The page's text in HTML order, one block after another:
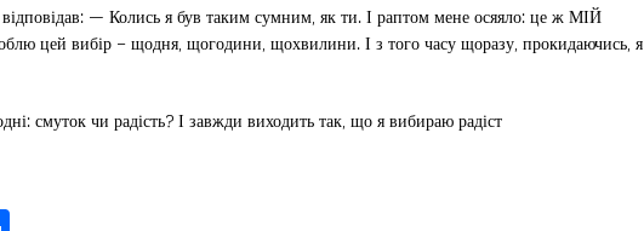
— Колись я був таким сумним, як ти. І раптом мене осяяло: це ж МІЙ
цей вибір – щодня, щогодини, щохвилини. І з того часу щоразу, прокидаючись, я
смуток чи радість? І завжди виходить так, що я вибираю радіст